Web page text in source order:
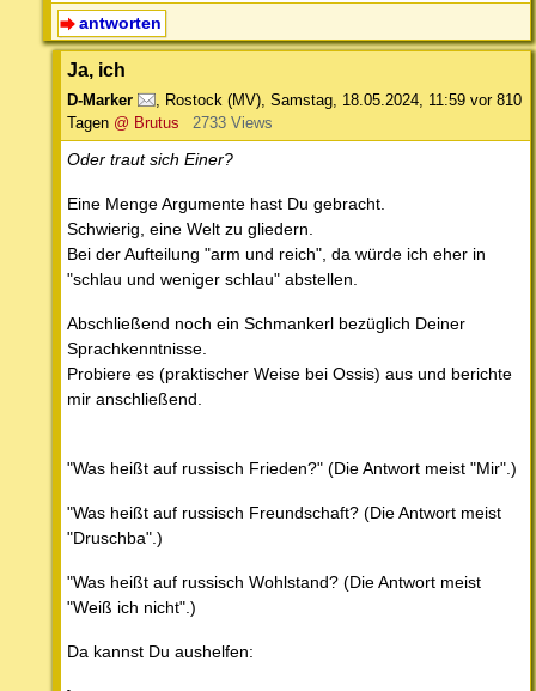
antworten
Ja, ich
D-Marker , Rostock (MV), Samstag, 18.05.2024, 11:59 vor 810
Tagen @ Brutus 2733 Views
Oder traut sich Einer?
Eine Menge Argumente hast Du gebracht.
Schwierig, eine Welt zu gliedern.
Bei der Aufteilung "arm und reich", da würde ich eher in
"schlau und weniger schlau" abstellen.
Abschließend noch ein Schmankerl bezüglich Deiner
Sprachkenntnisse.
Probiere es (praktischer Weise bei Ossis) aus und berichte
mir anschließend.
"Was heißt auf russisch Frieden?" (Die Antwort meist "Mir".)
"Was heißt auf russisch Freundschaft? (Die Antwort meist
"Druschba".)
"Was heißt auf russisch Wohlstand? (Die Antwort meist
"Weiß ich nicht".)
Da kannst Du aushelfen: